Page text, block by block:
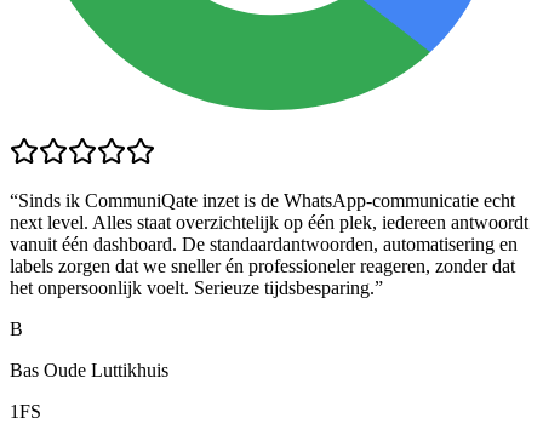
“Sinds ik CommuniQate inzet is de WhatsApp-communicatie echt
next level. Alles staat overzichtelijk op één plek, iedereen antwoordt
vanuit één dashboard. De standaardantwoorden, automatisering en
labels zorgen dat we sneller én professioneler reageren, zonder dat
het onpersoonlijk voelt. Serieuze tijdsbesparing.”
B
Bas Oude Luttikhuis
1FS